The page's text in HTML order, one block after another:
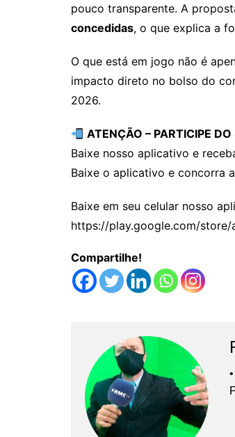
pouco transparente. A
concedidas, o que explica a
O que está em jogo não é
impacto direto no bolso do
2026.
ATENÇÃO – PARTICIPE
Baixe nosso aplicativo e
Baixe o aplicativo e concorra
Baixe em seu celular nosso
https://play.google.com/
Compartilhe!